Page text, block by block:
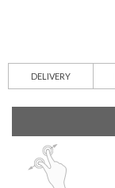
DELIVERY